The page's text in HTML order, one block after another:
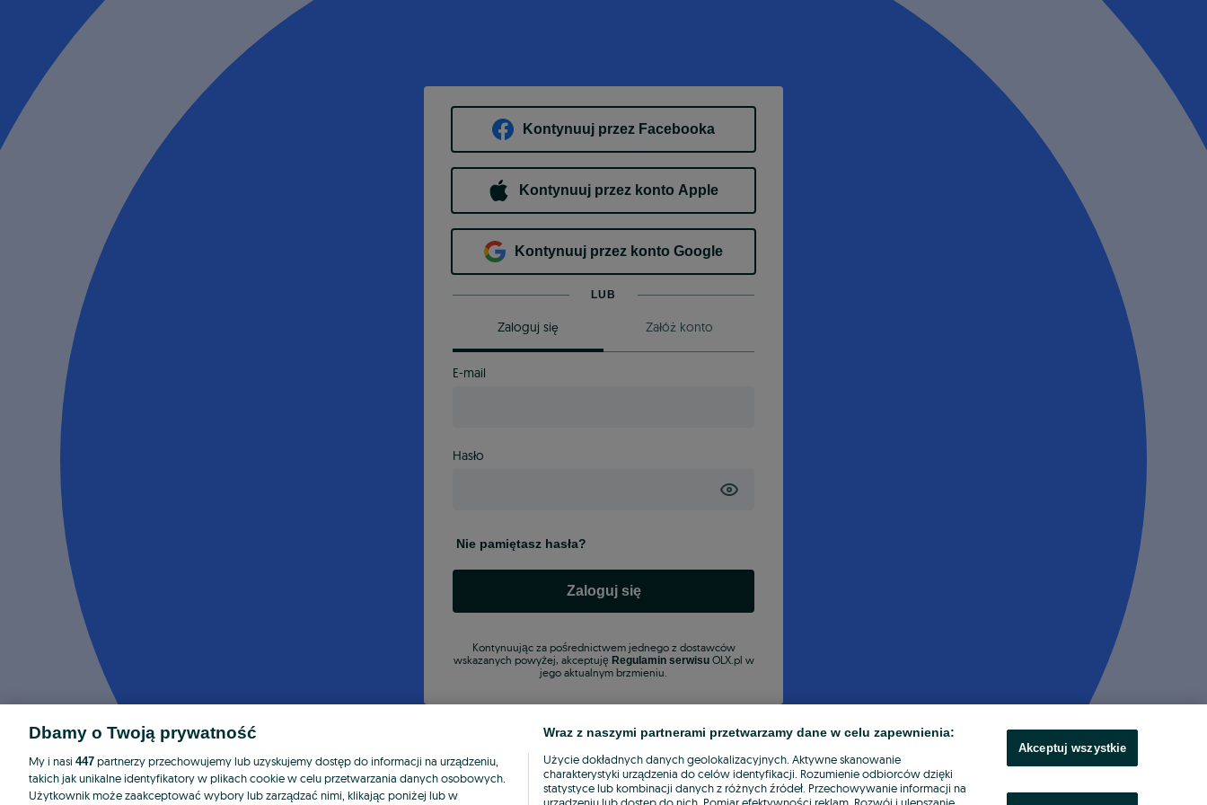
Kontynuuj przez Facebooka
Kontynuuj przez konto Apple
Kontynuuj przez konto Google
LUB
Zaloguj się Załóż konto
E-mail
Hasło
Nie pamiętasz hasła?
Zaloguj się
Kontynuując za pośrednictwem jednego z dostawców
wskazanych powyżej, akceptuję Regulamin serwisuOLX.pl w
jego aktualnym brzmieniu.
Dbamy o Twoją prywatność
My i nasi 447 partnerzy przechowujemy lub uzyskujemy dostęp do informacji na urządzeniu,
takich jak unikalne identyfikatory w plikach cookie w celu przetwarzania danych osobowych.
Użytkownik może zaakceptować wybory lub zarządzać nimi, klikając poniżej lub w
Wraz z naszymi partnerami przetwarzamy dane w celu zapewnienia:
Użycie dokładnych danych geolokalizacyjnych. Aktywne skanowanie
charakterystyki urządzenia do celów identyfikacji. Rozumienie odbiorców dzięki
statystyce lub kombinacji danych z różnych źródeł. Przechowywanie informacji na
Akceptuj wszystkie